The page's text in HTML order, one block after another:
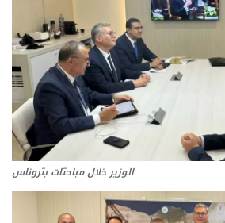
الوزير خلال مباحثات بتروناس